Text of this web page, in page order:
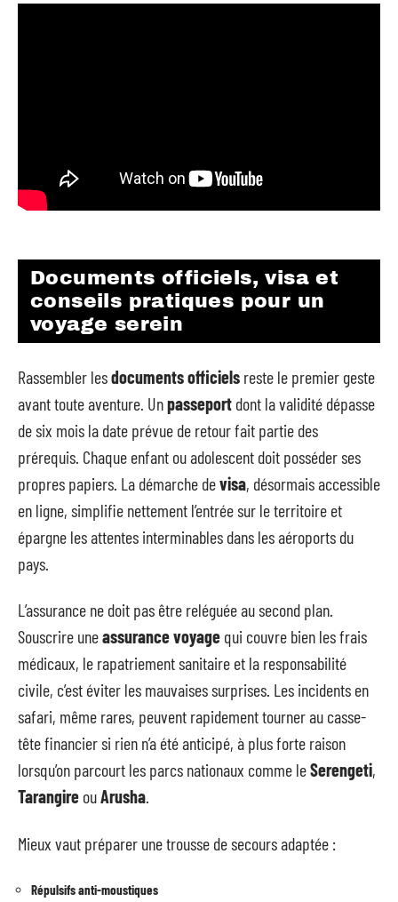
Documents officiels, visa et
conseils pratiques pour un
voyage serein
Rassembler lesdocuments officiels reste le premier geste
avant toute aventure. Unpasseport dont la validité dépasse
de six mois la date prévue de retour fait partie des
prérequis. Chaque enfant ou adolescent doit posséder ses
propres papiers. La démarche devisa, désormais accessible
en ligne, simplifie nettement l’entrée sur le territoire et
épargne les attentes interminables dans les aéroports du
pays.
L’assurance ne doit pas être reléguée au second plan.
Souscrire uneassurance voyage qui couvre bien les frais
médicaux, le rapatriement sanitaire et la responsabilité
civile, c’est éviter les mauvaises surprises. Les incidents en
safari, même rares, peuvent rapidement tourner au casse-
tête financier si rien n’a été anticipé, à plus forte raison
lorsqu’on parcourt les parcs nationaux comme leSerengeti,
Tarangire ouArusha.
Mieux vaut préparer une trousse de secours adaptée :
Répulsifs anti-moustiques